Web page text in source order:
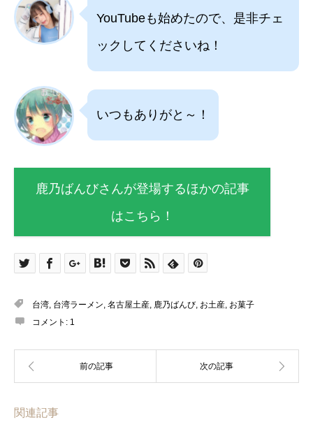
YouTubeも始めたので、是非チェ
ックしてくださいね！
いつもありがと～！
鹿乃ばんびさんが登場するほかの記事
はこちら！
台湾 台湾ラーメン 名古屋土産 鹿乃ばんび お土産 お菓子
コメント: 1
関連記事